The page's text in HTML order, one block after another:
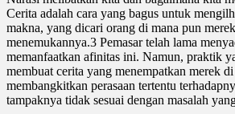
Cerita adalah cara yang bagus untuk
makna, yang dicari orang di mana pun
menemukannya.3 Pemasar telah lama
memanfaatkan afinitas ini. Namun, praktik
membuat cerita yang menempatkan merek
membangkitkan perasaan tertentu
tampaknya tidak sesuai dengan masalah